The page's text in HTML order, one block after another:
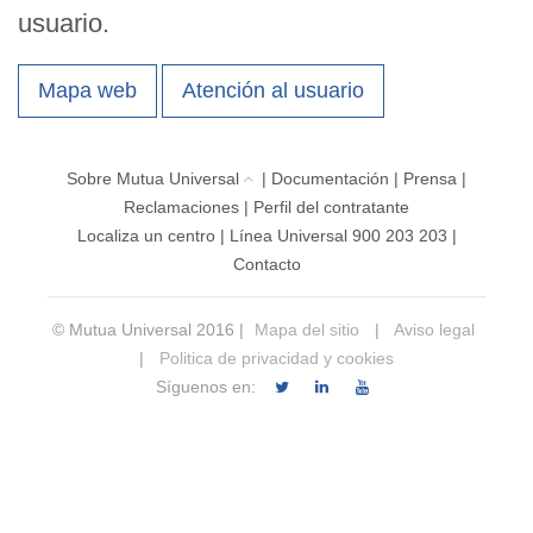
usuario.
Mapa web Atención al usuario
Sobre Mutua Universal | Documentación | Prensa |
Reclamaciones | Perfil del contratante
Localiza un centro| Línea Universal 900 203 203 |
Contacto
© Mutua Universal 2016 | Mapa del sitio |
Aviso legal
|
Politica de privacidad y cookies
Síguenos en: